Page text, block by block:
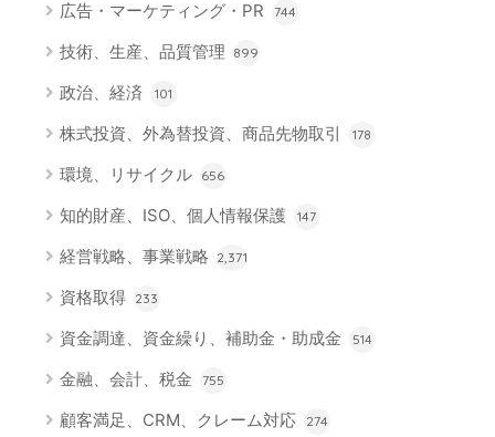
広告・マーケティング・PR 744
技術、生産、品質管理 899
政治、経済 101
株式投資、外為替投資、商品先物取引 178
環境、リサイクル 656
知的財産、ISO、個人情報保護 147
経営戦略、事業戦略 2,371
資格取得 233
資金調達、資金繰り、補助金・助成金 514
金融、会計、税金 755
顧客満足、CRM、クレーム対応 274